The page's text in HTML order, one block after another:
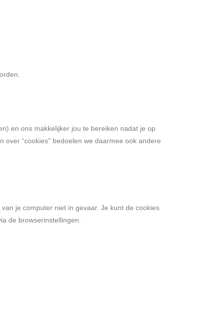
en ons makkelijker jou te bereiken nadat je op
“cookies” bedoelen we daarmee ook andere
je computer niet in gevaar. Je kunt de cookies
de browserinstellingen.